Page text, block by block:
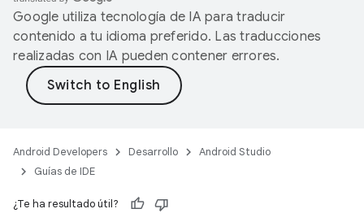
Google utiliza tecnología de IA para traducir
contenido a tu idioma preferido. Las traducciones
realizadas con IA pueden contener errores.
Android Developers Desarrollo
Android Studio
Guías de IDE
¿Te ha resultado útil?